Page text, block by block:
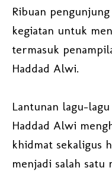
Ribuan
kegiatan untuk
termasuk
Haddad Alwi.
Lantunan lagu-
Haddad Alwi
khidmat sekaligus
menjadi salah satu